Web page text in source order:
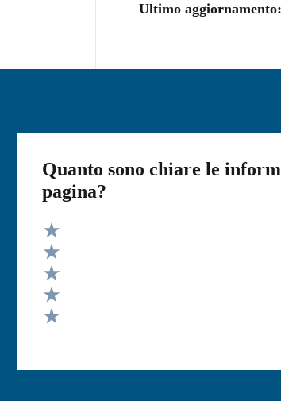
Ultimo aggiornamento:
Quanto sono chiare le
pagina?
Valuta 5 stelle su 5
Valuta 4 stelle su 5
Valuta 3 stelle su 5
Valuta 2 stelle su 5